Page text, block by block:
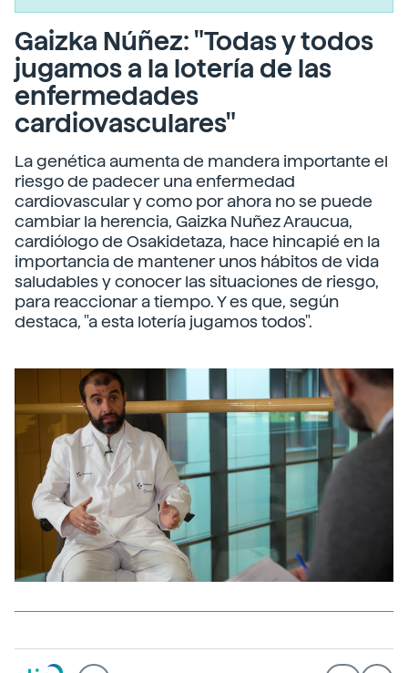
Gaizka Núñez: "Todas y todos
jugamos a la lotería de las
enfermedades
cardiovasculares"
La genética aumenta de mandera importante el
riesgo de padecer una enfermedad
cardiovascular y como por ahora no se puede
cambiar la herencia, Gaizka Nuñez Araucua,
cardiólogo de Osakidetaza, hace hincapié en la
importancia de mantener unos hábitos de vida
saludables y conocer las situaciones de riesgo,
para reaccionar a tiempo. Y es que, según
destaca, "a esta lotería jugamos todos".